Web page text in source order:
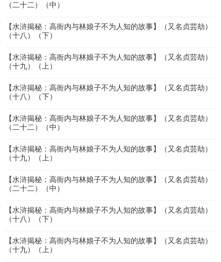
（二十二）（中）
【水浒揭秘：高衙内与林娘子不为人知的故事】（又名贞芸劫）
（十八）（下）
【水浒揭秘：高衙内与林娘子不为人知的故事】（又名贞芸劫）
（十九）（上）
【水浒揭秘：高衙内与林娘子不为人知的故事】（又名贞芸劫）
（十八）（下）
【水浒揭秘：高衙内与林娘子不为人知的故事】（又名贞芸劫）
（二十二）（中）
【水浒揭秘：高衙内与林娘子不为人知的故事】（又名贞芸劫）
（十九）（上）
【水浒揭秘：高衙内与林娘子不为人知的故事】（又名贞芸劫）
（二十二）（中）
【水浒揭秘：高衙内与林娘子不为人知的故事】（又名贞芸劫）
（十八）（下）
【水浒揭秘：高衙内与林娘子不为人知的故事】（又名贞芸劫）
（十九）（上）